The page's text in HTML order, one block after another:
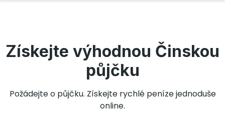
Získejte výhodnou Činskou
půjčku
Požádejte o půjčku. Získejte rychlé peníze jednoduše
online.